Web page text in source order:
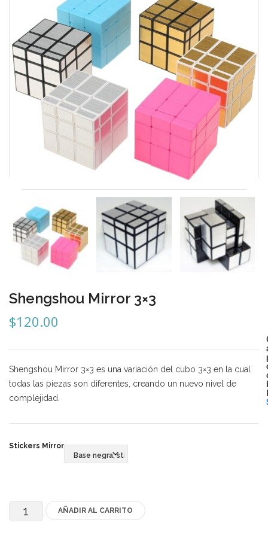
DaYan
DianSheng
FangShi
Fidget Cube
Lingao
MoHuanShoSu
MoJue
Ninja
Okamoto
Quick Finger
Meffert’s
Shengshou Mirror 3×3
$120.00
Shengshou Mirror 3×3 es una variación del cubo 3×3 en la cual
todas las piezas son diferentes, creando un nuevo nivel de
complejidad.
Stickers Mirror
Shengshou AÑADIR AL CARRITO